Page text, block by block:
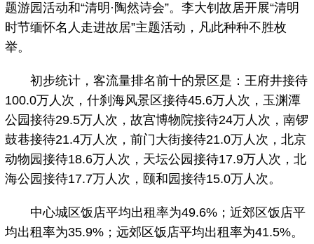
题游园活动和“清明·陶然诗会”。李大钊故居开展“清明
时节缅怀名人走进故居”主题活动，凡此种种不胜枚
举。
初步统计，客流量排名前十的景区是：王府井接待
100.0万人次，什刹海风景区接待45.6万人次，玉渊潭
公园接待29.5万人次，故宫博物院接待24万人次，南锣
鼓巷接待21.4万人次，前门大街接待21.0万人次，北京
动物园接待18.6万人次，天坛公园接待17.9万人次，北
海公园接待17.7万人次，颐和园接待15.0万人次。
中心城区饭店平均出租率为49.6%；近郊区饭店平
均出租率为35.9%；远郊区饭店平均出租率为41.5%。